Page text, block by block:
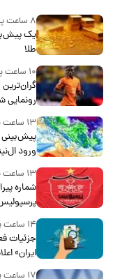
۸ ساعت پیش
یک
طلا
۱۰ ساعت پیش
رونمایی
۱۳ ساعت پیش
پیش‌بینی
ورود
خواهند
۱۳ ساعت پیش
شماره
محبی و
۱۴ ساعت پیش
جزئیات
ایران»
۱۷ ساعت پیش